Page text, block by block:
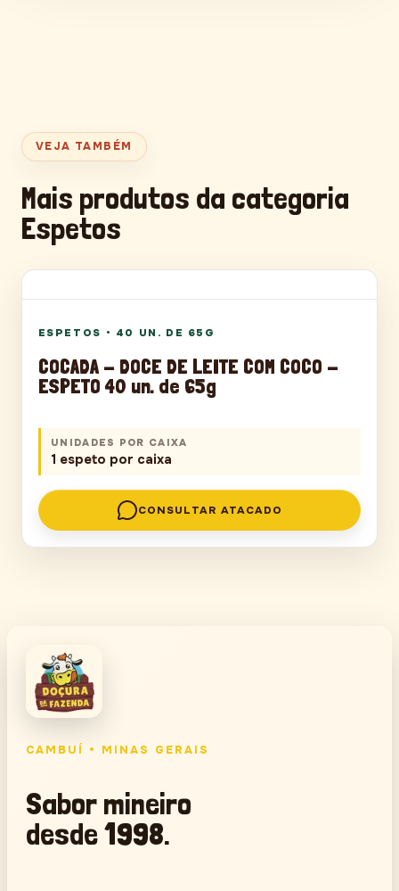
VEJA TAMBÉM
Mais produtos da categoria
Espetos
ESPETOS • 40 UN. DE 65G
COCADA - DOCE DE LEITE COM COCO -
ESPETO 40 un. de 65g
UNIDADES POR CAIXA
1 espeto por caixa
CONSULTAR ATACADO
CAMBUÍ • MINAS GERAIS
Sabor mineiro
desde 1998.